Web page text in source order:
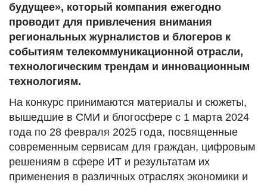
будущее», который компания ежегодно
проводит для привлечения внимания
региональных журналистов и блогеров к
событиям телекоммуникационной отрасли,
технологическим трендам и инновационным
технологиям.
На конкурс принимаются материалы и сюжеты,
вышедшие в СМИ и блогосфере с 1 марта 2024
года по 28 февраля 2025 года, посвященные
современным сервисам для граждан, цифровым
решениям в сфере ИТ и результатам их
применения в различных отраслях экономики и